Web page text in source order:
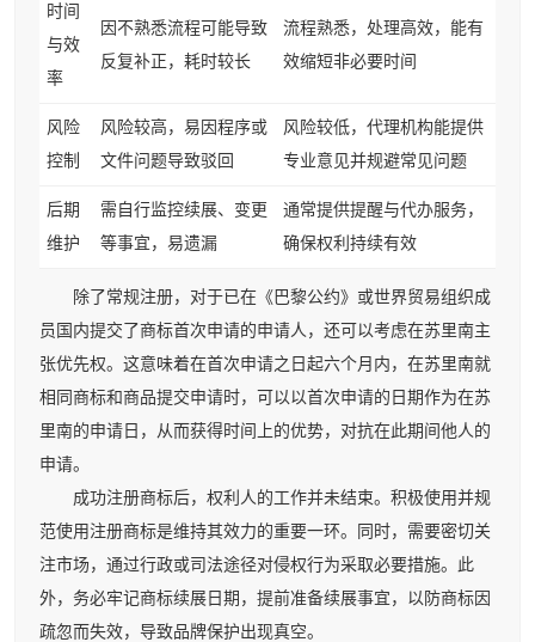
时间
与效
率
因不熟悉流程可能导致
反复补正，耗时较长
流程熟悉，处理高效，能有
效缩短非必要时间
风险
控制
风险较高，易因程序或
文件问题导致驳回
风险较低，代理机构能提供
专业意见并规避常见问题
后期
维护
需自行监控续展、变更
等事宜，易遗漏
通常提供提醒与代办服务，
确保权利持续有效
除了常规注册，对于已在《巴黎公约》或世界贸易组织成
员国内提交了商标首次申请的申请人，还可以考虑在苏里南主
张优先权。这意味着在首次申请之日起六个月内，在苏里南就
相同商标和商品提交申请时，可以以首次申请的日期作为在苏
里南的申请日，从而获得时间上的优势，对抗在此期间他人的
申请。
成功注册商标后，权利人的工作并未结束。积极使用并规
范使用注册商标是维持其效力的重要一环。同时，需要密切关
注市场，通过行政或司法途径对侵权行为采取必要措施。此
外，务必牢记商标续展日期，提前准备续展事宜，以防商标因
疏忽而失效，导致品牌保护出现真空。